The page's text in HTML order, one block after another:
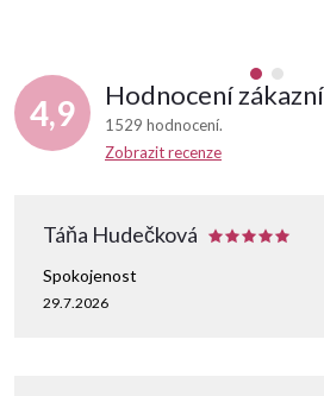
4,9 Hodnocení
1529 hodnocení
Zobrazit recenze
Táňa Hudečková
29.7.2026
Spokojenost